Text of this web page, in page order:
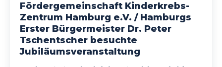
Fördergemeinschaft Kinderkrebs-
Zentrum Hamburg e.V. / Hamburgs
Erster Bürgermeister Dr. Peter
Tschentscher besuchte
Jubiläumsveranstaltung